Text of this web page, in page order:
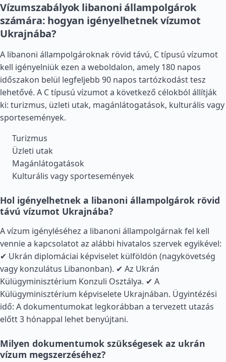
Vízumszabályok libanoni állampolgárok
számára: hogyan igényelhetnek vízumot
Ukrajnába?
A libanoni állampolgároknak rövid távú, C típusú vízumot
kell igényelniük ezen a weboldalon, amely 180 napos
időszakon belül legfeljebb 90 napos tartózkodást tesz
lehetővé. A C típusú vízumot a következő célokból állítják
ki: turizmus, üzleti utak, magánlátogatások, kulturális vagy
sportesemények.
Turizmus
Üzleti utak
Magánlátogatások
Kulturális vagy sportesemények
Hol igényelhetnek a libanoni állampolgárok rövid
távú vízumot Ukrajnába?
A vízum igényléséhez a libanoni állampolgárnak fel kell
vennie a kapcsolatot az alábbi hivatalos szervek egyikével:
✔ Ukrán diplomáciai képviselet külföldön (nagykövetség
vagy konzulátus Libanonban). ✔ Az Ukrán
Külügyminisztérium Konzuli Osztálya. ✔ A
Külügyminisztérium képviselete Ukrajnában. Ügyintézési
idő: A dokumentumokat legkorábban a tervezett utazás
előtt 3 hónappal lehet benyújtani.
Milyen dokumentumok szükségesek az ukrán
vízum megszerzéséhez?